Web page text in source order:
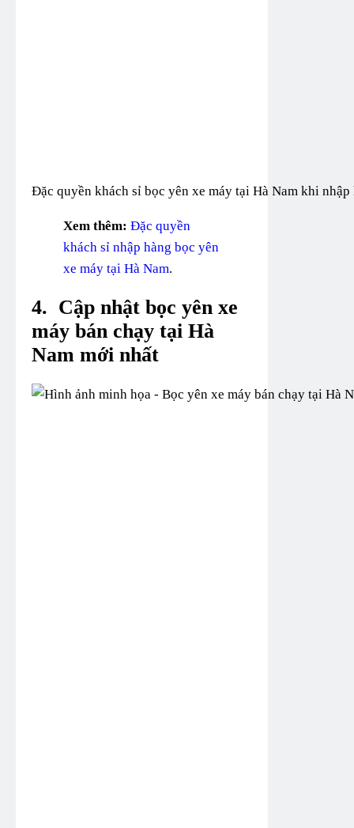
Đặc quyền khách sỉ bọc yên xe máy tại Hà Nam khi
Xem thêm: Đặc quyền
khách sỉ nhập hàng bọc yên
xe máy tại Hà Nam.
4. Cập nhật bọc yên xe
máy bán chạy tại Hà
Nam mới nhất